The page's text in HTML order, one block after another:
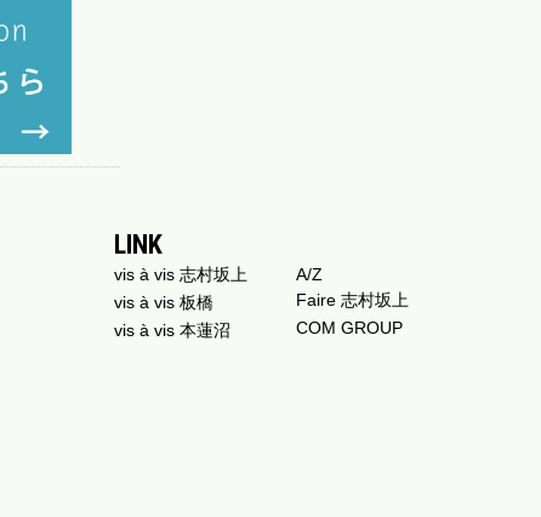
LINK
vis à vis 志村坂上
vis à vis 板橋
vis à vis 本蓮沼
A/Z
Faire 志村坂上
COM GROUP